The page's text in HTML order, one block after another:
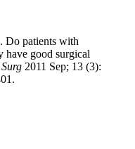
Do patients with
have good surgical
2011 Sep; 13 (3):